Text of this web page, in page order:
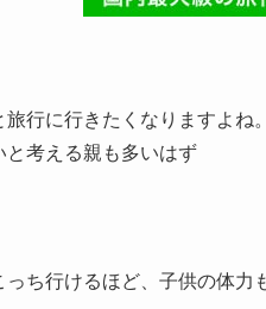
行に行きたくなりますよ
と考える親も多いはず
ち行けるほど、子供の体